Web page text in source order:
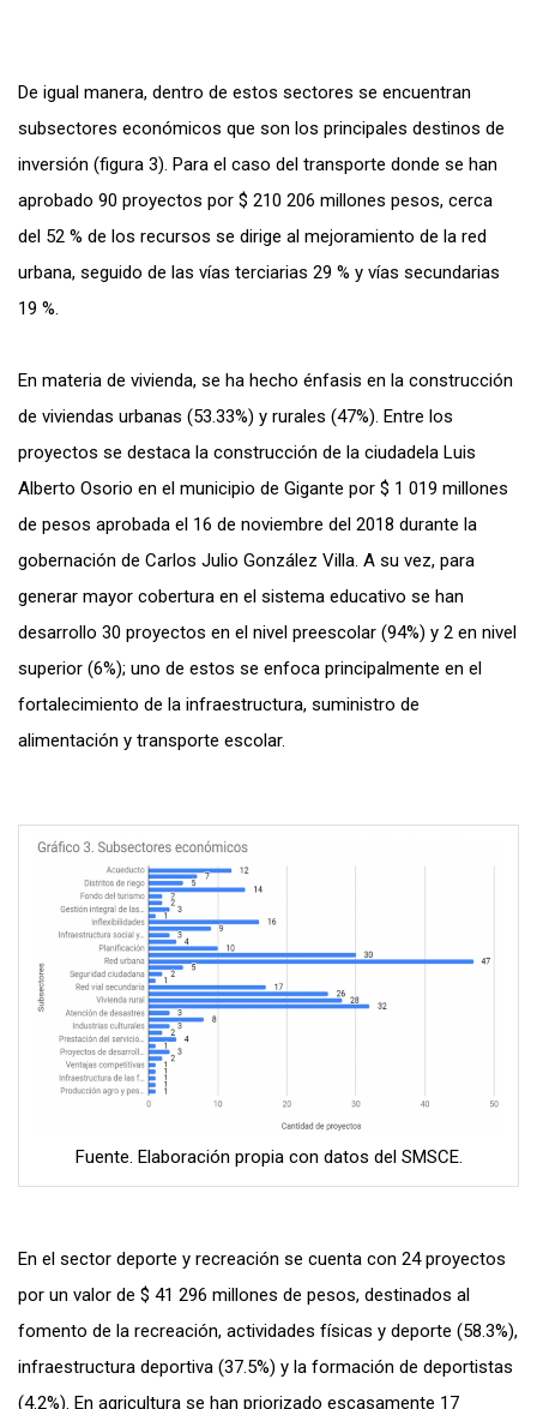
De igual manera, dentro de estos sectores se encuentran
subsectores económicos que son los principales destinos de
inversión (figura 3). Para el caso del transporte donde se han
aprobado 90 proyectos por $ 210 206 millones pesos, cerca
del 52 % de los recursos se dirige al mejoramiento de la red
urbana, seguido de las vías terciarias 29 % y vías secundarias
19 %.
En materia de vivienda, se ha hecho énfasis en la construcción
de viviendas urbanas (53.33%) y rurales (47%). Entre los
proyectos se destaca la construcción de la ciudadela Luis
Alberto Osorio en el municipio de Gigante por $ 1 019 millones
de pesos aprobada el 16 de noviembre del 2018 durante la
gobernación de Carlos Julio González Villa. A su vez, para
generar mayor cobertura en el sistema educativo se han
desarrollo 30 proyectos en el nivel preescolar (94%) y 2 en nivel
superior (6%); uno de estos se enfoca principalmente en el
fortalecimiento de la infraestructura, suministro de
alimentación y transporte escolar.
Fuente. Elaboración propia con datos del SMSCE.
En el sector deporte y recreación se cuenta con 24 proyectos
por un valor de $ 41 296 millones de pesos, destinados al
fomento de la recreación, actividades físicas y deporte (58.3%),
infraestructura deportiva (37.5%) y la formación de deportistas
(4.2%). En agricultura se han priorizado escasamente 17